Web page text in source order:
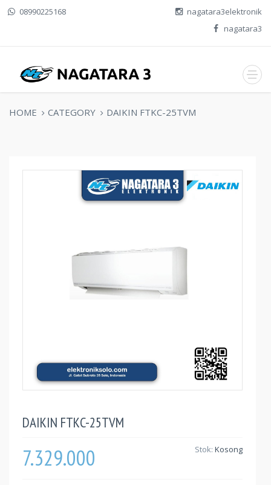
08990225168
nagatara3elektronik
nagatara3
HOME CATEGORY DAIKIN FTKC-25TVM
DAIKIN FTKC-25TVM
7.329.000 Stok: Kosong